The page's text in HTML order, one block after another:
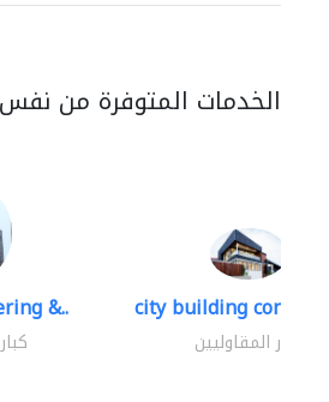
الخدمات المتوفرة من
&.. city building
كبار المقاوليين